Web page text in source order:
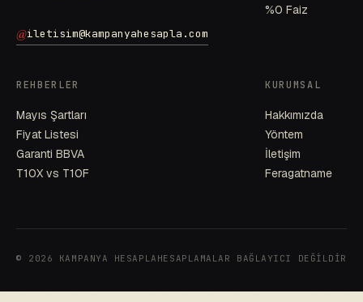
@iletisim@kampanyahesapla.com
%0 Faiz
REHBERLER
Mayıs Şartları
Fiyat Listesi
Garanti BBVA
T10X vs T10F
KURUMSAL
Hakkımızda
Yöntem
İletişim
Feragatname
© 2026 KAMPANYA HESAPLA HESAPLAMALAR BAĞLAYICI DEĞİLDİR